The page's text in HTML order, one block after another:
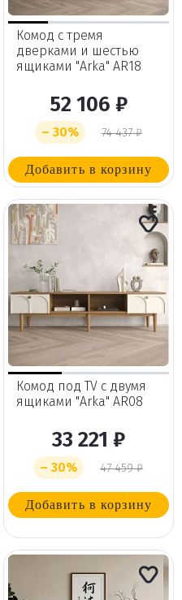
Комод с тремя
дверками и шестью
ящиками "Arka" AR18
52 106 ₽
– 30% 74 437 ₽
Добавить в корзину
Комод под TV с двумя
ящиками "Arka" AR08
33 221 ₽
– 30% 47 459 ₽
Добавить в корзину